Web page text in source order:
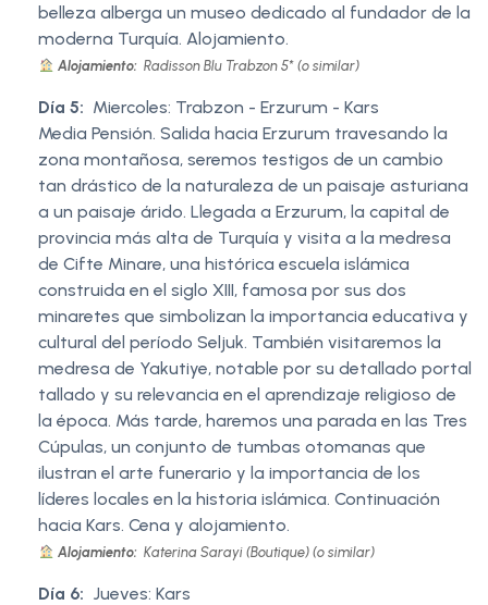
belleza alberga un museo dedicado al fundador de la
moderna Turquía. Alojamiento.
Alojamiento: Radisson Blu Trabzon 5* (o similar)
Día 5: Miercoles: Trabzon - Erzurum - Kars
Media Pensión. Salida hacia Erzurum travesando la
zona montañosa, seremos testigos de un cambio
tan drástico de la naturaleza de un paisaje asturiana
a un paisaje árido. Llegada a Erzurum, la capital de
provincia más alta de Turquía y visita a la medresa
de Cifte Minare, una histórica escuela islámica
construida en el siglo XIII, famosa por sus dos
minaretes que simbolizan la importancia educativa y
cultural del período Seljuk. También visitaremos la
medresa de Yakutiye, notable por su detallado portal
tallado y su relevancia en el aprendizaje religioso de
la época. Más tarde, haremos una parada en las Tres
Cúpulas, un conjunto de tumbas otomanas que
ilustran el arte funerario y la importancia de los
líderes locales en la historia islámica. Continuación
hacia Kars. Cena y alojamiento.
Alojamiento: Katerina Sarayi (Boutique) (o similar)
Día 6: Jueves: Kars